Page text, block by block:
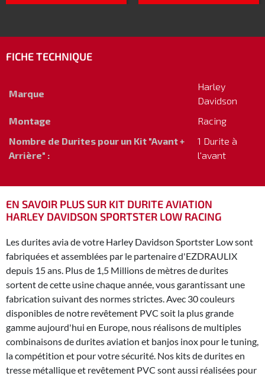
FICHE TECHNIQUE
Marque
Harley
Davidson
Montage
Racing
Nombre de Durites pour un Kit "Avant +
Arrière" :
1 Durite à
l'avant
EN SAVOIR PLUS SUR KIT DURITE AVIATION
HARLEY DAVIDSON SPORTSTER LOW RACING
Les durites avia de votre Harley Davidson Sportster Low sont
fabriquées et assemblées par le partenaire d'EZDRAULIX
depuis 15 ans. Plus de 1,5 Millions de mètres de durites
sortent de cette usine chaque année, vous garantissant une
fabrication suivant des normes strictes. Avec 30 couleurs
disponibles de notre revêtement PVC soit la plus grande
gamme aujourd'hui en Europe, nous réalisons de multiples
combinaisons de durites aviation et banjos inox pour le tuning,
la compétition et pour votre sécurité. Nos kits de durites en
tresse métallique et revêtement PVC sont aussi réalisées pour